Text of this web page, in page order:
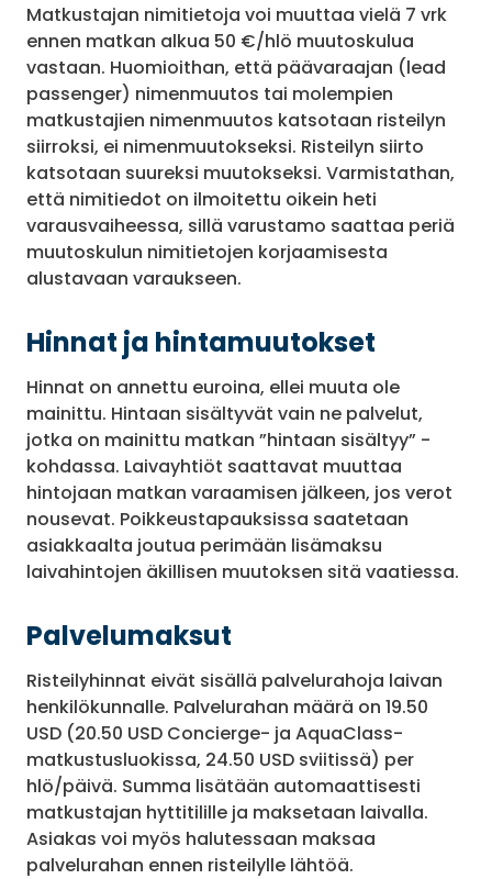
Matkustajan nimitietoja voi muuttaa vielä 7 vrk
ennen matkan alkua 50 €/hlö muutoskulua
vastaan. Huomioithan, että päävaraajan (lead
passenger) nimenmuutos tai molempien
matkustajien nimenmuutos katsotaan risteilyn
siirroksi, ei nimenmuutokseksi. Risteilyn siirto
katsotaan suureksi muutokseksi. Varmistathan,
että nimitiedot on ilmoitettu oikein heti
varausvaiheessa, sillä varustamo saattaa periä
muutoskulun nimitietojen korjaamisesta
alustavaan varaukseen.
Hinnat ja hintamuutokset
Hinnat on annettu euroina, ellei muuta ole
mainittu. Hintaan sisältyvät vain ne palvelut,
jotka on mainittu matkan ”hintaan sisältyy” -
kohdassa. Laivayhtiöt saattavat muuttaa
hintojaan matkan varaamisen jälkeen, jos verot
nousevat. Poikkeustapauksissa saatetaan
asiakkaalta joutua perimään lisämaksu
laivahintojen äkillisen muutoksen sitä vaatiessa.
Palvelumaksut
Risteilyhinnat eivät sisällä palvelurahoja laivan
henkilökunnalle. Palvelurahan määrä on 19.50
USD (20.50 USD Concierge- ja AquaClass-
matkustusluokissa, 24.50 USD sviitissä) per
hlö/päivä. Summa lisätään automaattisesti
matkustajan hyttitilille ja maksetaan laivalla.
Asiakas voi myös halutessaan maksaa
palvelurahan ennen risteilylle lähtöä.